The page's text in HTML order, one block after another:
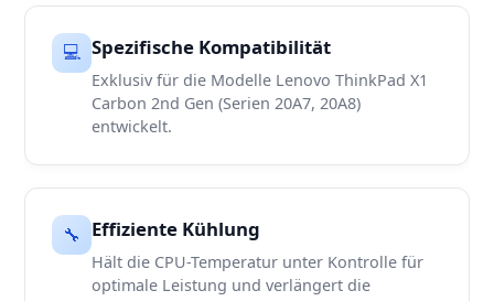
💻 Spezifische Kompatibilität
Exklusiv für die Modelle Lenovo ThinkPad X1
Carbon 2nd Gen (Serien 20A7, 20A8)
entwickelt.
🔧 Effiziente Kühlung
Hält die CPU-Temperatur unter Kontrolle für
optimale Leistung und verlängert die